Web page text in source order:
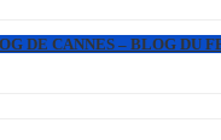
CANNES – BLOG DU